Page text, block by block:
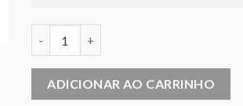
ADICIONAR AO CARRINHO